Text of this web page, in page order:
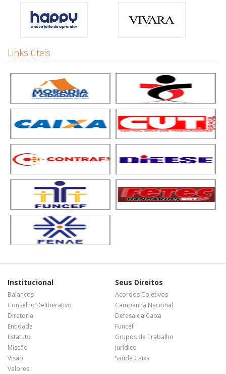
Links úteis
Institucional
Balanços
Conselho Deliberativo
Diretoria
Entidade
Estatuto
Missão
Visão
Valores
Seus Direitos
Acordos Coletivos
Campanha Nacional
Defesa da Caixa
Funcef
Grupos de Trabalho
Jurídico
Saúde Caixa